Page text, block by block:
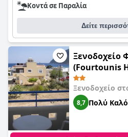
Κοντά σε Παραλία
Δείτε
Ξενοδοχείο
(Fourtounis
Ξενοδοχείο
8,7 Πολύ Καλό